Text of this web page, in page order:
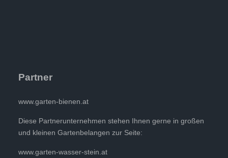
Partner
www.garten-bienen.at
Diese Partnerunternehmen stehen Ihnen gerne in großen
und kleinen Gartenbelangen zur Seite:
www.garten-wasser-stein.at